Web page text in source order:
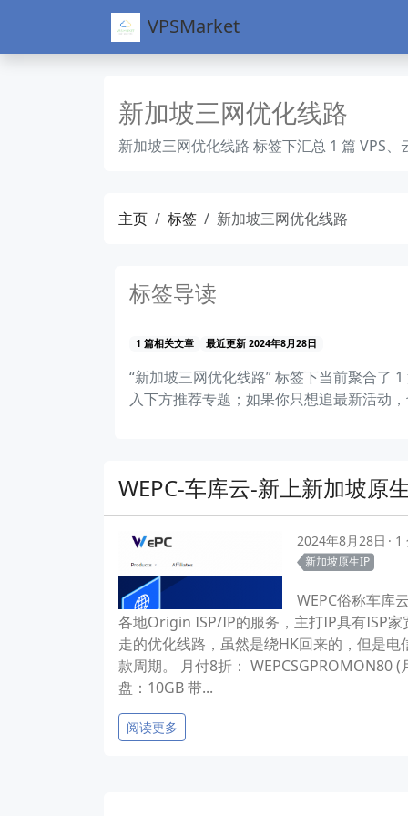
VPSMarket
新加坡三网优化线路
新加坡三网优化线路 标签下汇总 1 篇 VPS
主页 标签 新加坡三网优化线路
标签导读
1 篇相关文章 最近更新 2024年8月28日
“新加坡三网优化线路” 标签下当前聚合了
入下方推荐专题；如果你只想追最新活动
WEPC-车库云-新上新加坡原
2024年8月28日 1
新加坡原生IP
WEPC俗称车库
各地Origin ISP/IP的服务，主打IP具有ISP
走的优化线路，虽然是绕HK回来的，但是
款周期。 月付8折： WEPCSGPROMON80 (
盘：10GB 带...
阅读更多